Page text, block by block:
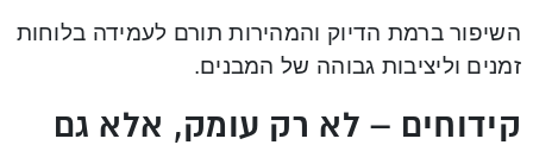
השיפור ברמת הדיוק והמהירות תורם לעמידה בלוחות
זמנים וליציבות גבוהה של המבנים.
קידוחים – לא רק עומק, אלא גם